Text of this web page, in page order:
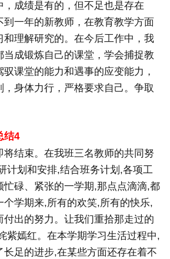
，成绩是有的，但不足也是存在
到一年的新教师，在教育教学方面
和理解研究的。在今后工作中，我
当成锻炼自己的课堂，学会捕捉教
课堂的能力和遇事的应变能力，
，身体力行，严格要求自己。争取
结4
将结束。在我班三名教师的共同努
计划和安排,结合班务计划,各项工
忙碌、紧张的一学期,那点点滴滴,都
个学期来,所有的欢笑,所有的快乐,
付出的努力。让我们重拾那走过的
紫嫣红。在本学期学习生活过程中,
长足的进步,在某些方面还存在着不